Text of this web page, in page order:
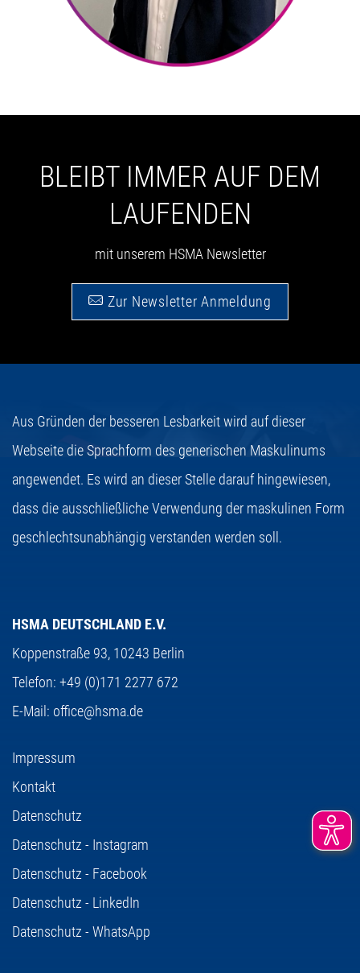
BLEIBT IMMER AUF DEM
LAUFENDEN
mit unserem HSMA Newsletter
Zur Newsletter Anmeldung
Aus Gründen der besseren Lesbarkeit wird auf dieser
Webseite die Sprachform des generischen Maskulinums
angewendet. Es wird an dieser Stelle darauf hingewiesen,
dass die ausschließliche Verwendung der maskulinen Form
geschlechtsunabhängig verstanden werden soll.
HSMA DEUTSCHLAND E.V.
Koppenstraße 93, 10243 Berlin
Telefon: +49 (0)171 2277 672
E-Mail: office@hsma.de
Impressum
Kontakt
Datenschutz
Datenschutz - Instagram
Datenschutz - Facebook
Datenschutz - LinkedIn
Datenschutz - WhatsApp